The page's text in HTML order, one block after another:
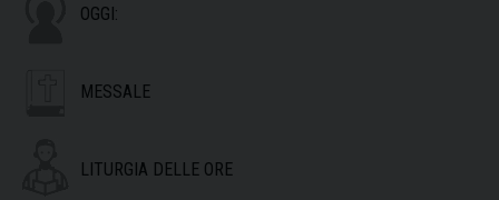
OGGI:
MESSALE
LITURGIA DELLE ORE